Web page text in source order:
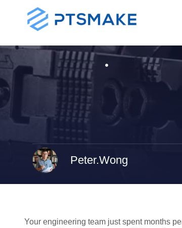
Peter.Wong
Your engineering team just spent months